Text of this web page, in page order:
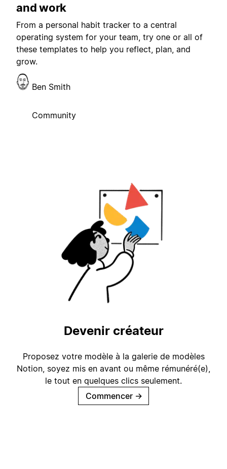
and work
From a personal habit tracker to a central
operating system for your team, try one or all of
these templates to help you reflect, plan, and
grow.
Ben Smith
Community
Devenir créateur
Proposez votre modèle à la galerie de modèles
Notion, soyez mis en avant ou même rémunéré(e),
le tout en quelques clics seulement.
Commencer →